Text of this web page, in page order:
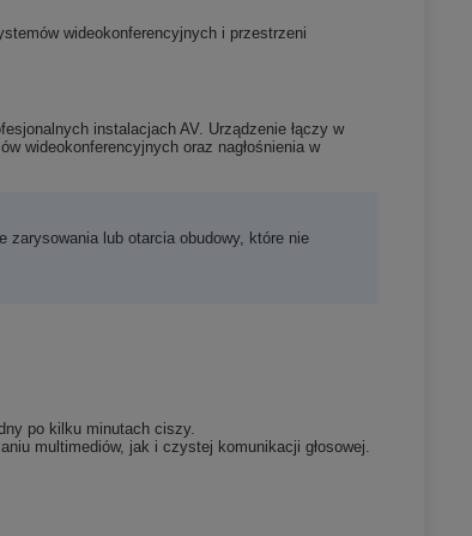
wideokonferencyjnych i przestrzeni
instalacjach AV. Urządzenie łączy w
wideokonferencyjnych oraz nagłośnienia w
zarysowania lub otarcia obudowy, które nie
po kilku minutach ciszy.
multimediów, jak i czystej komunikacji głosowej.